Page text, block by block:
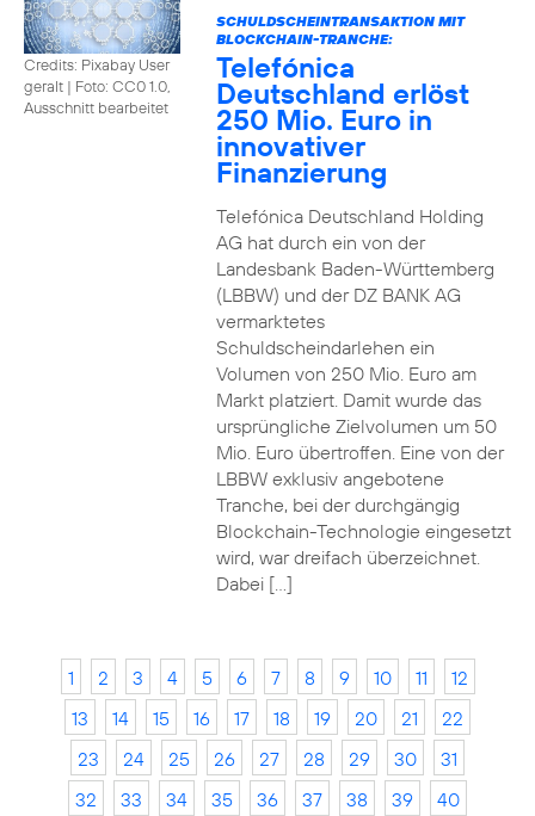
Credits: Pixabay User
geralt | Foto: CC0 1.0,
Ausschnitt bearbeitet
SCHULDSCHEINTRANSAKTION MIT
BLOCKCHAIN-TRANCHE:
Telefónica
Deutschland erlöst
250 Mio. Euro in
innovativer
Finanzierung
Telefónica Deutschland Holding
AG hat durch ein von der
Landesbank Baden-Württemberg
(LBBW) und der DZ BANK AG
vermarktetes
Schuldscheindarlehen ein
Volumen von 250 Mio. Euro am
Markt platziert. Damit wurde das
ursprüngliche Zielvolumen um 50
Mio. Euro übertroffen. Eine von der
LBBW exklusiv angebotene
Tranche, bei der durchgängig
Blockchain-Technologie eingesetzt
wird, war dreifach überzeichnet.
Dabei […]
1 2 3 4 5 6 7 8 9 10 11
12
13
14 15 16 17 18 19 20 21
22
23
24 25 26 27 28 29 30
31
32
33 34 35 36 37 38 39
40